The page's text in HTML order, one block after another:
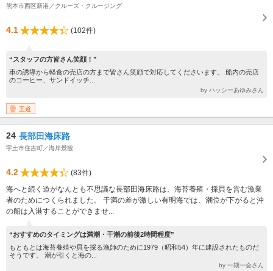
熊本市西区新港／クルーズ・クルージング
4.1 (102件)
“スタッフの方皆さん笑顔！”
車の誘導から軽食の売店の方まで皆さん笑顔で対応してくださいます。 船内の売店
のコーヒー、サンドイッチ...
by ハッシーあゆみさん
王道
24 長部田海床路
宇土市住吉町／海岸景観
4.2
(83件)
海へと続く道がなんとも不思議な長部田海床路は、海苔養殖・採貝を営む漁業
者のためにつくられました。 干満の差が激しい有明海では、潮位が下がると沖
の船は入港することができませ...
“おすすめのタイミングは満潮・干潮の前後2時間程度”
もともとは海苔養殖や貝を採る漁師のために1979（昭和54）年に建設されたものだ
そうです。 潮が引くと海の...
by 一期一会さん